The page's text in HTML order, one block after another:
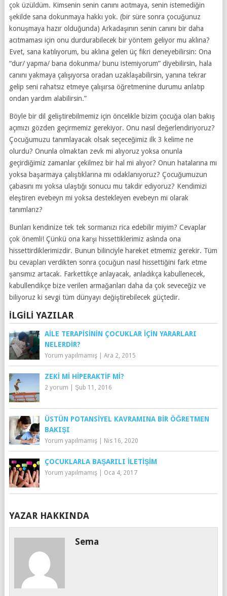
çok üzüldüm. Kimsenin senin canını acıtmaya, senin istemediğin
şekilde sana dokunmaya hakkı yok. (bir süre sonra çocuğunuz
konuşmaya hazır olduğunda) Arkadaşının senin canını bir daha
acıtmaması için onu durdurabilecek bir yöntem geliyor mu aklına?
Evet, sana katılıyorum, bu aklına gelen üç fikri deneyebilirsin: Ona
“dur/ yapma/ bana dokunma/ bunu istemiyorum” diyebilirsin, hala
canını yakmaya çalışıyorsa oradan uzaklaşabilirsin, yanına tekrar
gelip seni rahatsız etmeye çalışırsa öğretmenine durumu anlatıp
ondan yardım alabilirsin.”
Böyle bir dil geliştirebilmemiz için öncelikle bizim çocuğa olan bakış
açımızı gözden geçirmemiz gerekiyor. Onu nasıl değerlendiriyoruz?
Çocuğumuzu tanımlayacak olsak seçeceğimiz ilk 3 kelime ne
olurdu? Onunla olmaktan zevk mi alıyoruz yoksa onunla
geçirdiğimiz zamanlar çekilmez bir hal mi alıyor? Onun hatalarına mı
yoksa başarmaya çalıştıklarına mı odaklanıyoruz? Çocuğumuzun
çabasını mı yoksa ulaştığı sonucu mu takdir ediyoruz? Kendimizi
eleştiren evebeyn mi yoksa destekleyen evebeyn mi olarak
tanımlarız?
Bunları kendinize tek tek sormanızı rica edebilir miyim? Cevaplar
çok önemli! Çünkü ona karşı hissettiklerimiz aslında ona
hissettirdiklerimizdir. Bunun bilinciyle hareket etmemiz gerekir. Tüm
bu cevapları verdikten sonra çocuğun nasıl hissettiğini fark etme
şansımız artacak. Farkettikçe anlayacak, anladıkça kabullenecek,
kabullendikçe bize verilen armağanları daha da çok seveceğiz ve
biliyoruz ki sevgi tüm dünyayı değiştirebilecek güçtedir.
İLGILI YAZILAR
AILE TERAPISININ ÇOCUKLAR İÇIN YARARLARI
NELERDIR?
Yorum yapılmamış| Ara 2, 2015
ZEKI MI HIPERAKTIF MI?
2 yorum Şub 11, 2016
ÜSTÜN POTANSIYEL KAVRAMINA BIR ÖĞRETMEN
BAKIŞI
Yorum yapılmamış| Nis 16, 2020
ÇOCUKLARLA BAŞARILI İLETIŞIM
Yorum yapılmamış| Oca 4, 2017
YAZAR HAKKINDA
Sema